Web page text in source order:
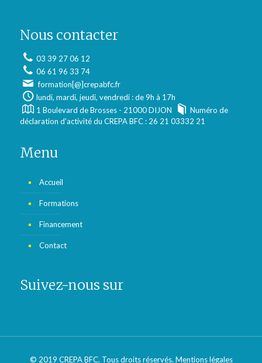
Nous contacter
03 39 27 06 12
06 61 96 33 74
formation[@]crepabfc.fr
lundi, mardi, jeudi, vendredi : de 9h à 17h
1 Boulevard de Brosses - 21000 DIJON
Numéro de
déclaration d'activité du CREPA BFC : 26 21 03332 21
Menu
Accueil
Formations
Financement
Contact
Suivez-nous sur
© 2019 CREPA BFC. Tous droits réservés. Mentions légales